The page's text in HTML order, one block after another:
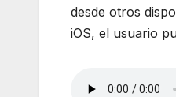
desde otros
iOS, el usuario